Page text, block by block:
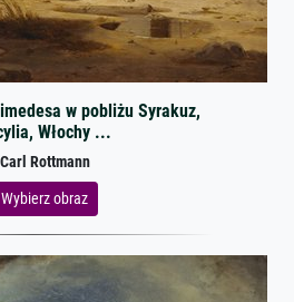
w pobliżu Syrakuz,
Włochy ...
Carl Rottmann
Wybierz obraz